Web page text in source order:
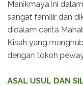
Manikmaya ini
sangat familir dan
didalam cerita
Kisah yang
dengan tokoh
ASAL USUL DAN